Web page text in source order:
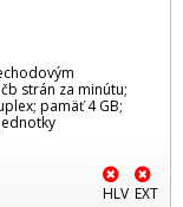
strán za minútu;
pamäť 4 GB;
HLV EXT